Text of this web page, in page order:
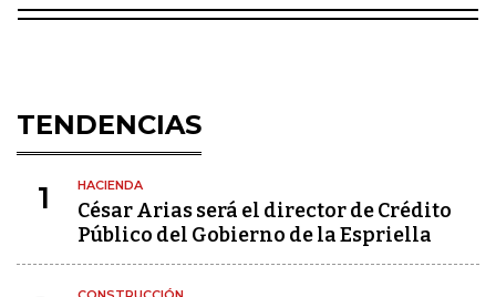
TENDENCIAS
1 HACIENDA
César Arias será el director de Crédito
Público del Gobierno de la Espriella